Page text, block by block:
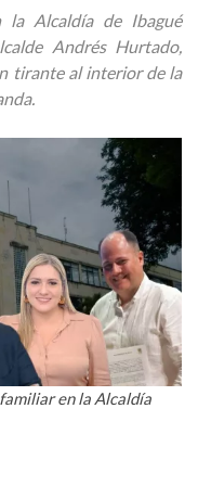
la Alcaldía de Ibagué
Andrés Hurtado,
tirante al interior de la
en la Alcaldía